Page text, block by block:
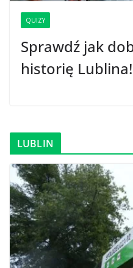
QUIZY
Sprawdź jak
historię Lublina!
LUBLIN